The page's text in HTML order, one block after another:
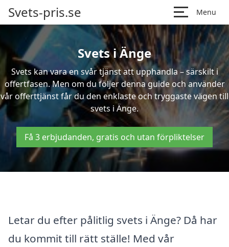
Svets-pris.se Menu
Svets i Änge
Svets kan vara en svår tjänst att upphandla – särskilt i
offertfasen. Men om du följer denna guide och använder
vår offerttjänst får du den enklaste och tryggaste vägen till
svets i Änge.
Få 3 erbjudanden, gratis och utan förpliktelser
Letar du efter pålitlig svets i Änge? Då har
du kommit till rätt ställe! Med vår